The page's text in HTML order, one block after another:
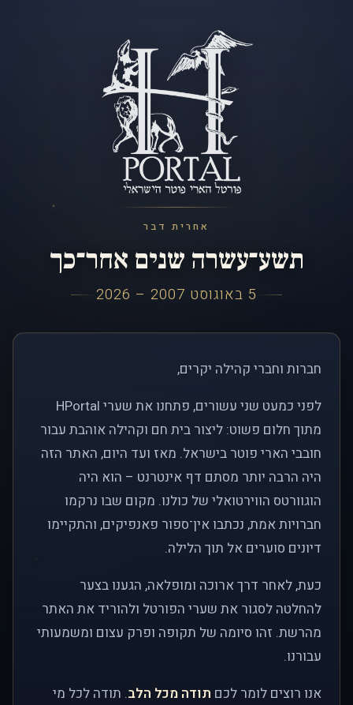
אחרית דבר
תשע־עשרה שנים אחר־כך
5 באוגוסט 2007 – 2026
חברות וחברי קהילה יקרים,
לפני כמעט שני עשורים, פתחנו את שערי HPortal
מתוך חלום פשוט: ליצור בית חם וקהילה אוהבת עבור
חובבי הארי פוטר בישראל. מאז ועד היום, האתר הזה
היה הרבה יותר מסתם דף אינטרנט – הוא היה
הוגוורטס הווירטואלי של כולנו. מקום שבו נרקמו
חברויות אמת, נכתבו אין־ספור פאנפיקים, והתקיימו
דיונים סוערים אל תוך הלילה.
כעת, לאחר דרך ארוכה ומופלאה, הגענו בצער
להחלטה לסגור את שערי הפורטל ולהוריד את האתר
מהרשת. זהו סיומה של תקופה ופרק עצום ומשמעותי
עבורנו.
אנו רוצים לומר לכם תודה מכל הלב. תודה לכל מי